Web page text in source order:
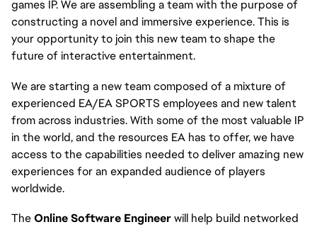
games IP. We are assembling a team with the purpose of
constructing a novel and immersive experience. This is
your opportunity to join this new team to shape the
future of interactive entertainment.
We are starting a new team composed of a mixture of
experienced EA/EA SPORTS employees and new talent
from across industries. With some of the most valuable IP
in the world, and the resources EA has to offer, we have
access to the capabilities needed to deliver amazing new
experiences for an expanded audience of players
worldwide.
TheOnline Software Engineerwill help build networked